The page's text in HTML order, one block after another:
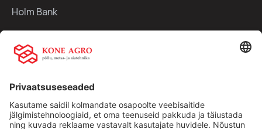
Holm Bank
Kiirlingid:
Traktorid
Kasutatud tehnika
Kontakt